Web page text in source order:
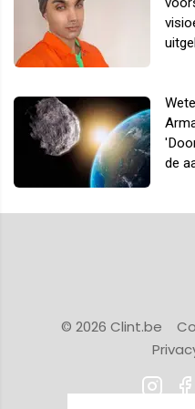
de
© 2026 Clint.be